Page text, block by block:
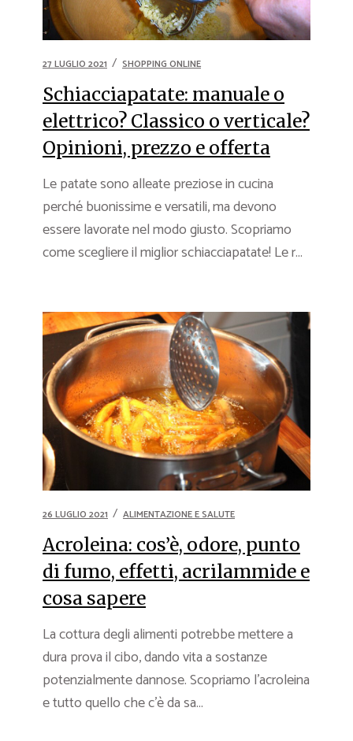
27 LUGLIO 2021 SHOPPING ONLINE
Schiacciapatate: manuale o
elettrico? Classico o verticale?
Opinioni, prezzo e offerta
Le patate sono alleate preziose in cucina
perché buonissime e versatili, ma devono
essere lavorate nel modo giusto. Scopriamo
come scegliere il miglior schiacciapatate! Le r...
26 LUGLIO 2021 ALIMENTAZIONE E SALUTE
Acroleina: cos’è, odore, punto
di fumo, effetti, acrilammide e
cosa sapere
La cottura degli alimenti potrebbe mettere a
dura prova il cibo, dando vita a sostanze
potenzialmente dannose. Scopriamo l’acroleina
e tutto quello che c’è da sa...